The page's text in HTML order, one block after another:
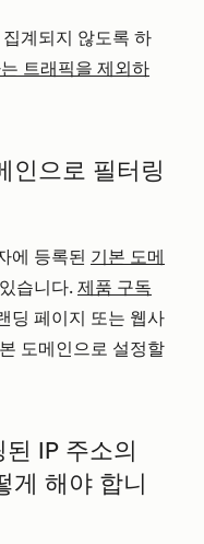
계되지 않도록 하
트래픽을 제외하
인으로 필터링
에 등록된 기본 도메
습니다. 제품 구독
딩 페이지 또는 웹사
도메인으로 설정할
IP 주소의
게 해야 합니